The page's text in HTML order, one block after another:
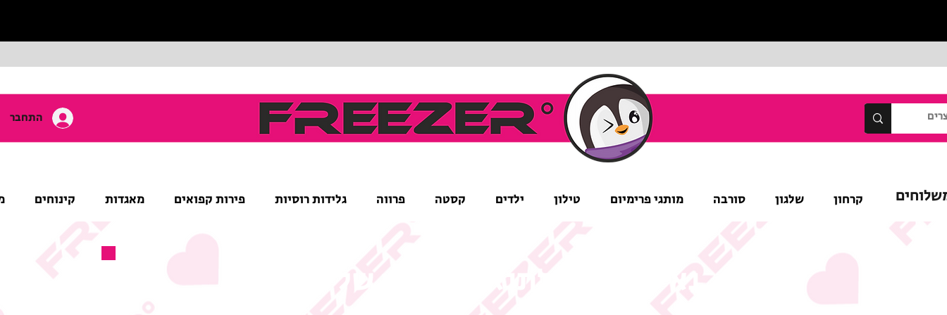
התחבר
קרחון שלגון סורבה מותגי פרימיום טילון ילדים קסטה פרווה גלידות רוסיות פירות קפואים מאגדות קינוחים
נא לשים לב לתנאי המבצע של המוצר